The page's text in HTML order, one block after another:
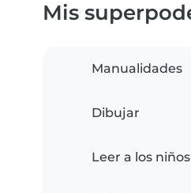
Mis
Manualidades
Dibujar
Leer a los niños